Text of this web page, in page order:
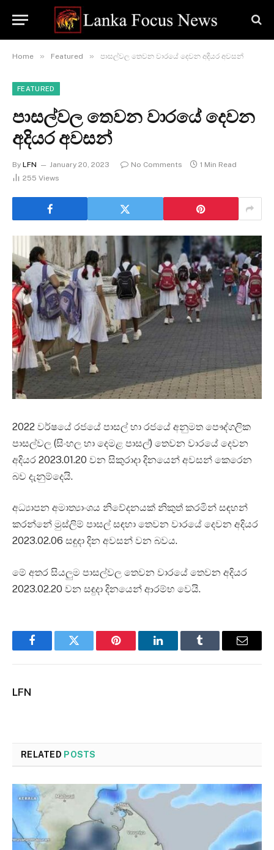
Home » Featured » පාසල්වල තෙවන වාරයේ දෙවන අදියර අවසන්
FEATURED
පාසල්වල තෙවන වාරයේ දෙවන
අදියර අවසන්
By LFN January 20, 2023 No Comments
1 Min Read
255 Views
2022 වර්ෂයේ රජයේ පාසල් හා රජයේ අනුමත පෞද්ගලික
පාසල්වල (සිංහල හා දෙමළ පාසල්) තෙවන වාරයේ දෙවන
අදියර 2023.01.20 වන සිකුරාදා දිනයෙන් අවසන් කෙරෙන
බව දැනුම්දෙයි.
අධ්‍යාපන අමාත්‍යාංශය නිවේදනයක් නිකුත් කරමින් සඳහන්
කරන්නේ මුස්ලිම් පාසල් සඳහා තෙවන වාරයේ දෙවන අදියර
2023.02.06 සඳුදා දින අවසන් වන බවය.
මේ අතර සියලුම පාසල්වල තෙවන වාරයේ තෙවන අදියර
2023.02.20 වන සඳුදා දිනයෙන් ආරම්භ වෙයි.
FacebookTwitter Pinterest LinkedInTumblr Email
LFN
RELATED POSTS